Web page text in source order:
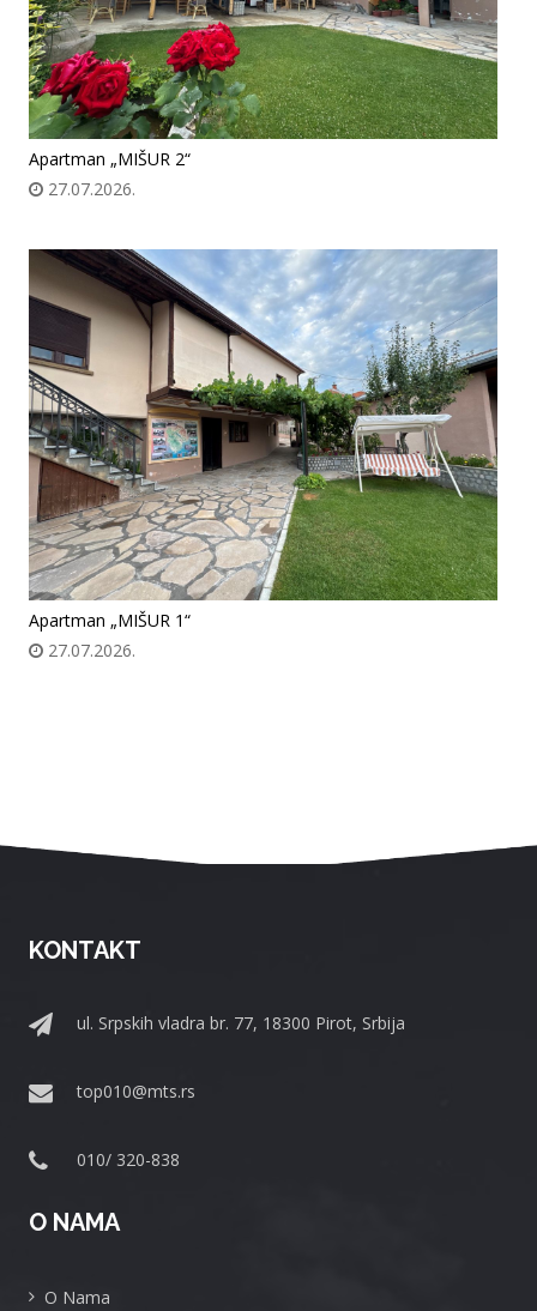
Apartman „MIŠUR 2“
27.07.2026.
Apartman „MIŠUR 1“
27.07.2026.
KONTAKT
ul. Srpskih vladra br. 77, 18300 Pirot, Srbija
top010@mts.rs
010/ 320-838
O NAMA
O Nama